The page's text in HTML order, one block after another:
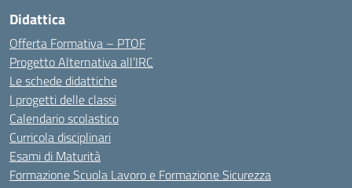
Didattica
Offerta Formativa – PTOF
Progetto Alternativa all’IRC
Le schede didattiche
I progetti delle classi
Calendario scolastico
Curricola disciplinari
Esami di Maturità
Formazione Scuola Lavoro e Formazione Sicurezza